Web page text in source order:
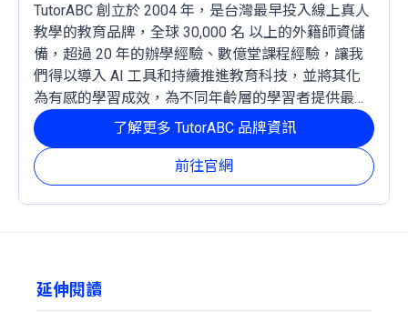
TutorABC 創立於 2004 年，是台灣最早投入線上真人
教學的教育品牌，全球 30,000 名 以上的外籍師資儲
備，超過 20 年的辦學經驗、數億堂課程經驗，讓我
們得以導入 AI 工具和持續推進教育科技，並將其化
為有感的學習成效，為不同年齡層的學習者提供最穩
定且有效的成長路徑。
前往官網
了解更多 TutorABC 品牌資訊
延伸閱讀